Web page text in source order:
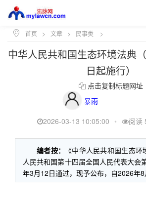
首页 > 文章 > 民事类 >
中华人民共和国生态环境法典
日起施行）
点击复制标题网址
暴雨
2026-03-13 10:05:00 • 阅读
编者按：
《中华人民共和国生态
人民共和国第十四届全国人民代表大会
年3月12日通过，现予公布，自2026年8